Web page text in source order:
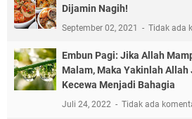
Dijamin Nagih!
September 02, 2021 Tidak ada
Embun Pagi: Jika Allah
Malam, Maka Yakinlah
Kecewa Menjadi Bahagia
Juli 24, 2022 Tidak ada